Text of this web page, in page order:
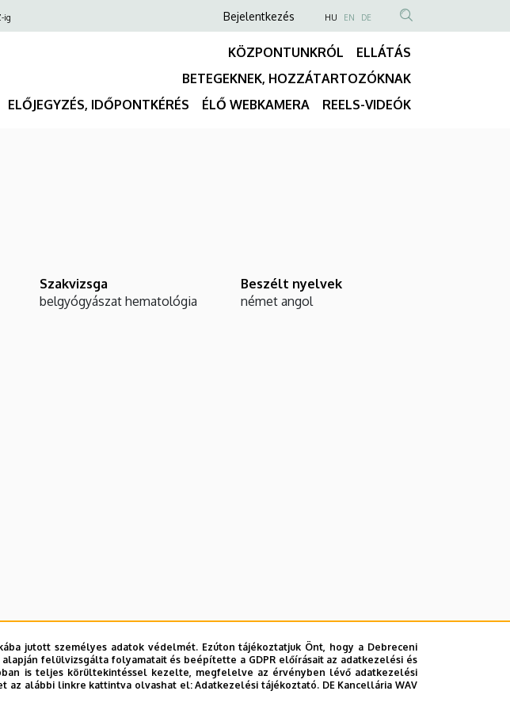
jutott személyes adatok védelmét. Ezúton tájékoztatjuk Önt, hogy a Debreceni
felülvizsgálta folyamatait és beépítette a GDPR előírásait az adatkezelési és
is teljes körültekintéssel kezelte, megfelelve az érvényben lévő adatkezelési
az alábbi linkre kattintva olvashat el:Adatkezelési tájékoztató. DE Kancellária WAV
ig
Anonim
fiók
menüje
Bejelentkezés NYELVVÁLASZTÓ
HU EN DE
TARTALOM
KERESÉSE
KÖZPONTUNKRÓL
ELLÁTÁS
BETEGEKNEK, HOZZÁTARTOZÓKNAK
ELŐJEGYZÉS, IDŐPONTKÉRÉS
ÉLŐ WEBKAMERA REELS-VIDEÓK
Szakvizsga
belgyógyászat hematológia
Beszélt nyelvek
német angol